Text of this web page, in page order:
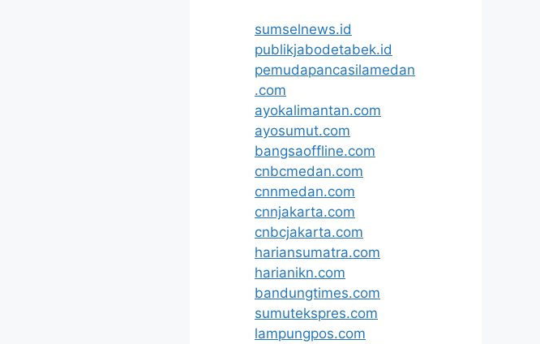
sumselnews.id
publikjabodetabek.id
pemudapancasilamedan
.com
ayokalimantan.com
ayosumut.com
bangsaoffline.com
cnbcmedan.com
cnnmedan.com
cnnjakarta.com
cnbcjakarta.com
hariansumatra.com
harianikn.com
bandungtimes.com
sumutekspres.com
lampungpos.com